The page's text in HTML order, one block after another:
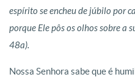
espírito se encheu de júbilo por
porque Ele pôs os olhos sobre a
48a).
Nossa Senhora sabe que é